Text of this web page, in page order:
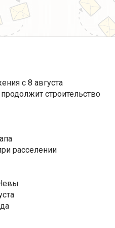
с 8 августа
строительство
расселении